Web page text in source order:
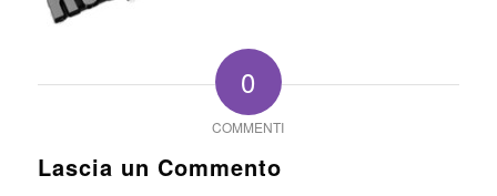
0
COMMENTI
Lascia un Commento